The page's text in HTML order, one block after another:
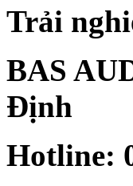
Trải
BAS
Định
Hotline: